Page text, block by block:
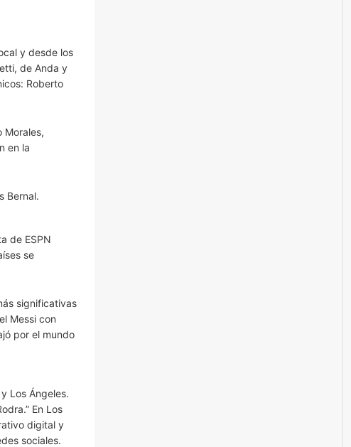
y desde los
de Anda y
Roberto
Morales,
en la
Bernal.
de ESPN
se
significativas
Messi con
por el mundo
Los Ángeles.
En Los
digital y
sociales.